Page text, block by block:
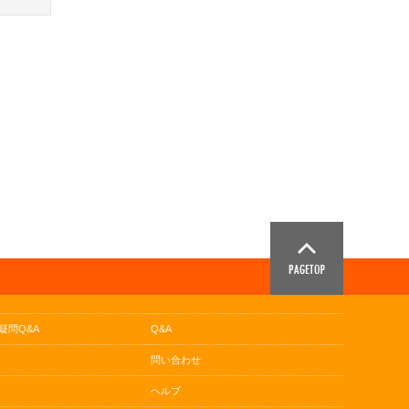
問Q&A Q&A
問い合わせ
ヘルプ